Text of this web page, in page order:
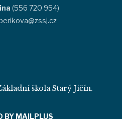
(556 720 954)
škola Starý Jičín.
BY MAILPLUS